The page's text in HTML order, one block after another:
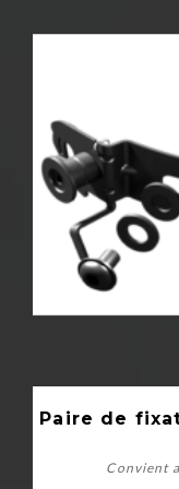
Paire de
Convient